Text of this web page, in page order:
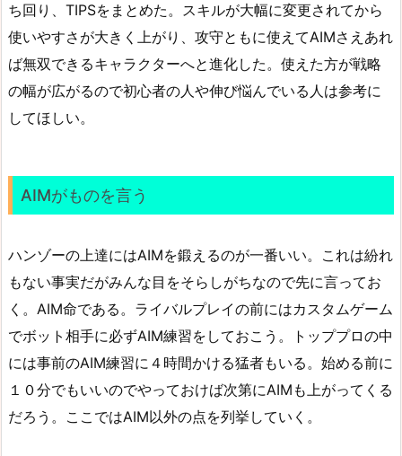
ち回り、TIPSをまとめた。スキルが大幅に変更されてから
使いやすさが大きく上がり、攻守ともに使えてAIMさえあれ
ば無双できるキャラクターへと進化した。使えた方が戦略
の幅が広がるので初心者の人や伸び悩んでいる人は参考に
してほしい。
AIMがものを言う
ハンゾーの上達にはAIMを鍛えるのが一番いい。これは紛れ
もない事実だがみんな目をそらしがちなので先に言ってお
く。AIM命である。ライバルプレイの前にはカスタムゲーム
でボット相手に必ずAIM練習をしておこう。トッププロの中
には事前のAIM練習に４時間かける猛者もいる。始める前に
１０分でもいいのでやっておけば次第にAIMも上がってくる
だろう。ここではAIM以外の点を列挙していく。